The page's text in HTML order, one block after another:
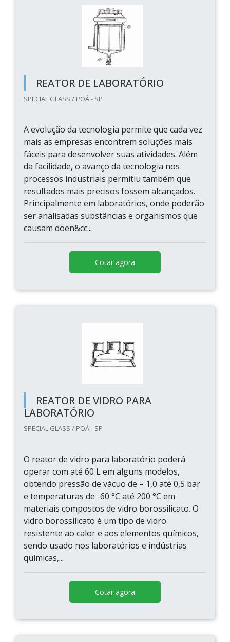
REATOR DE LABORATÓRIO
SPECIAL GLASS / POÁ - SP
A evolução da tecnologia permite que cada vez
mais as empresas encontrem soluções mais
fáceis para desenvolver suas atividades. Além
da facilidade, o avanço da tecnologia nos
processos industriais permitiu também que
resultados mais precisos fossem alcançados.
Principalmente em laboratórios, onde poderão
ser analisadas substâncias e organismos que
causam doen&cc...
Cotar agora
REATOR DE VIDRO PARA
LABORATÓRIO
SPECIAL GLASS / POÁ - SP
O reator de vidro para laboratório poderá
operar com até 60 L em alguns modelos,
obtendo pressão de vácuo de – 1,0 até 0,5 bar
e temperaturas de -60 °C até 200 °C em
materiais compostos de vidro borossilicato. O
vidro borossilicato é um tipo de vidro
resistente ao calor e aos elementos químicos,
sendo usado nos laboratórios e indústrias
químicas,...
Cotar agora